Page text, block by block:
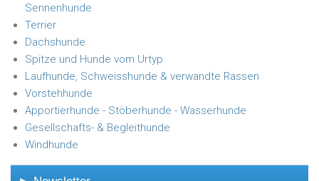
Sennenhunde
Terrier
Dachshunde
Spitze und Hunde vom Urtyp
Laufhunde, Schweisshunde & verwandte Rassen
Vorstehhunde
Apportierhunde - Stöberhunde - Wasserhunde
Gesellschafts- & Begleithunde
Windhunde